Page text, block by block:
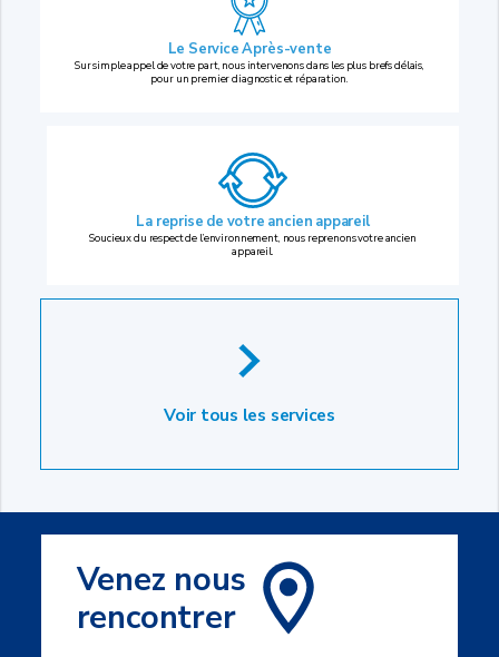
Le Service Après-vente
Sur simple appel de votre part, nous intervenons dans les plus brefs délais,
pour un premier diagnostic et réparation.
La reprise de votre ancien appareil
Soucieux du respect de l’environnement, nous reprenons votre ancien
appareil.
Voir tous les services
Venez nous
rencontrer